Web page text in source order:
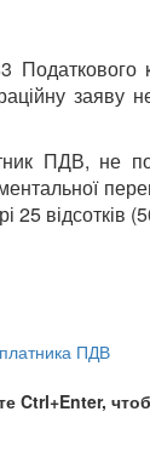
ПДВ, не
відсотків
ПДВ
Ctrl+Enter,